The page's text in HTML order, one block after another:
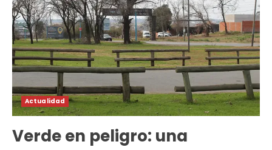
Actualidad
Verde en peligro: una